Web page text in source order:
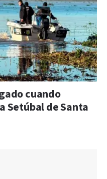
cuando
Setúbal de Santa